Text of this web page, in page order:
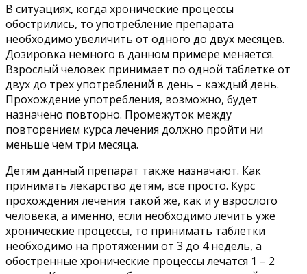
В ситуациях, когда хронические процессы
обострились, то употребление препарата
необходимо увеличить от одного до двух месяцев.
Дозировка немного в данном примере меняется.
Взрослый человек принимает по одной таблетке от
двух до трех употреблений в день – каждый день.
Прохождение употребления, возможно, будет
назначено повторно. Промежуток между
повторением курса лечения должно пройти ни
меньше чем три месяца.
Детям данный препарат также назначают. Как
принимать лекарство детям, все просто. Курс
прохождения лечения такой же, как и у взрослого
человека, а именно, если необходимо лечить уже
хронические процессы, то принимать таблетки
необходимо на протяжении от 3 до 4 недель, а
обостренные хронические процессы лечатся 1 – 2